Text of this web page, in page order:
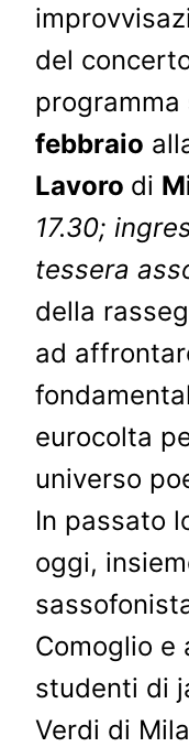
del
programma
febbraio
Lavoro di
17.30;
tessera
della
ad
eurocolta
universo
In passato
oggi,
Comoglio e
studenti di
Verdi di